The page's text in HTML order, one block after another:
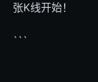
张K线开始！
```